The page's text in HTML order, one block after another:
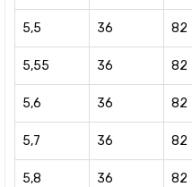
5,5 36 82
5,55 36 82
5,6 36 82
5,7 36 82
5,8 36 82